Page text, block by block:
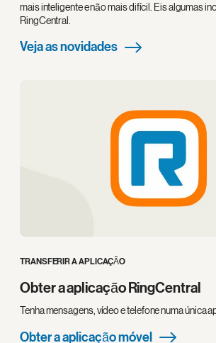
mais inteligente e não mais difícil. Eis algumas
RingCentral.
Veja as novidades
TRANSFERIR A APLICAÇÃO
Obter a aplicação RingCentral
Tenha mensagens, vídeo e telefone numa única
Obter a aplicação móvel